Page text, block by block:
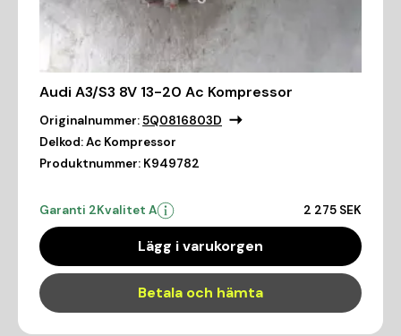
Audi A3/S3 8V 13-20 Ac Kompressor
Originalnummer:5Q0816803D
Delkod:Ac Kompressor
Produktnummer: K949782
Garanti 2Kvalitet A 2 275 SEK
Lägg i varukorgen
Betala och hämta